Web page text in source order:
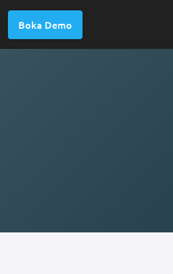
Boka Demo